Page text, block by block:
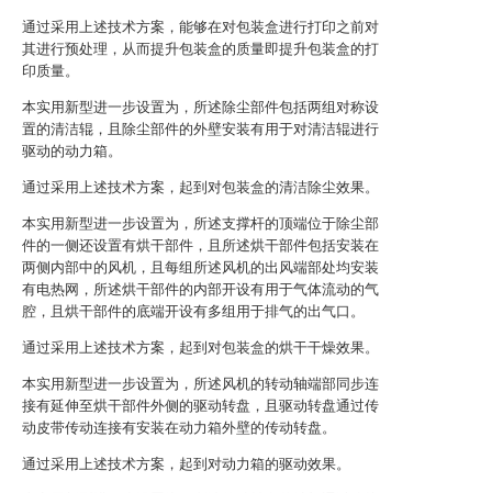
通过采用上述技术方案，能够在对包装盒进行打印之前对
其进行预处理，从而提升包装盒的质量即提升包装盒的打
印质量。
本实用新型进一步设置为，所述除尘部件包括两组对称设
置的清洁辊，且除尘部件的外壁安装有用于对清洁辊进行
驱动的动力箱。
通过采用上述技术方案，起到对包装盒的清洁除尘效果。
本实用新型进一步设置为，所述支撑杆的顶端位于除尘部
件的一侧还设置有烘干部件，且所述烘干部件包括安装在
两侧内部中的风机，且每组所述风机的出风端部处均安装
有电热网，所述烘干部件的内部开设有用于气体流动的气
腔，且烘干部件的底端开设有多组用于排气的出气口。
通过采用上述技术方案，起到对包装盒的烘干干燥效果。
本实用新型进一步设置为，所述风机的转动轴端部同步连
接有延伸至烘干部件外侧的驱动转盘，且驱动转盘通过传
动皮带传动连接有安装在动力箱外壁的传动转盘。
通过采用上述技术方案，起到对动力箱的驱动效果。